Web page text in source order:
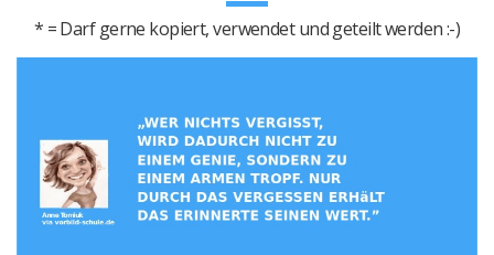
* = Darf gerne kopiert, verwendet und geteilt werden :-)